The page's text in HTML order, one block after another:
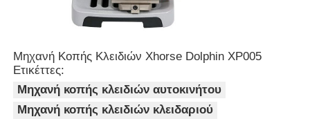
Όλες οι περιπτώσεις
Αυτόματα κλειδιά
Μηχανή Κοπής Κλειδιών Xhorse Dolphin XP005
Ετικέττες:
Μηχανή κοπής κλειδιών αυτοκινήτου
Μηχανή κοπής κλειδιών κλειδαριού